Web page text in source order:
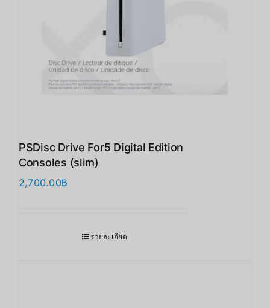
PSDisc Drive For5 Digital Edition
Consoles (slim)
2,700.00฿
รายละเอียด